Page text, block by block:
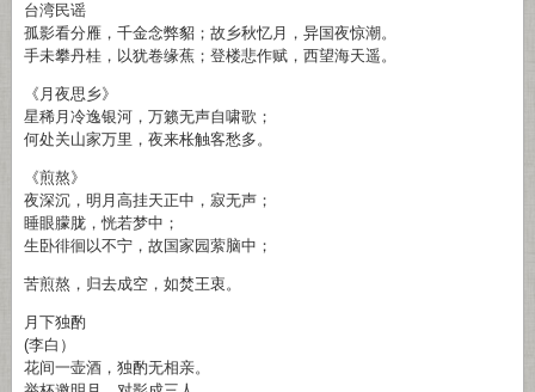
台湾民谣
孤影看分雁，千金念弊貂；故乡秋忆月，异国夜惊潮。
手未攀丹桂，以犹卷缘蕉；登楼悲作赋，西望海天遥。
《月夜思乡》
星稀月冷逸银河，万籁无声自啸歌；
何处关山家万里，夜来枨触客愁多。
《煎熬》
夜深沉，明月高挂天正中，寂无声；
睡眼朦胧，恍若梦中；
生卧徘徊以不宁，故国家园萦脑中；
苦煎熬，归去成空，如焚王衷。
月下独酌
(李白）
花间一壶酒，独酌无相亲。